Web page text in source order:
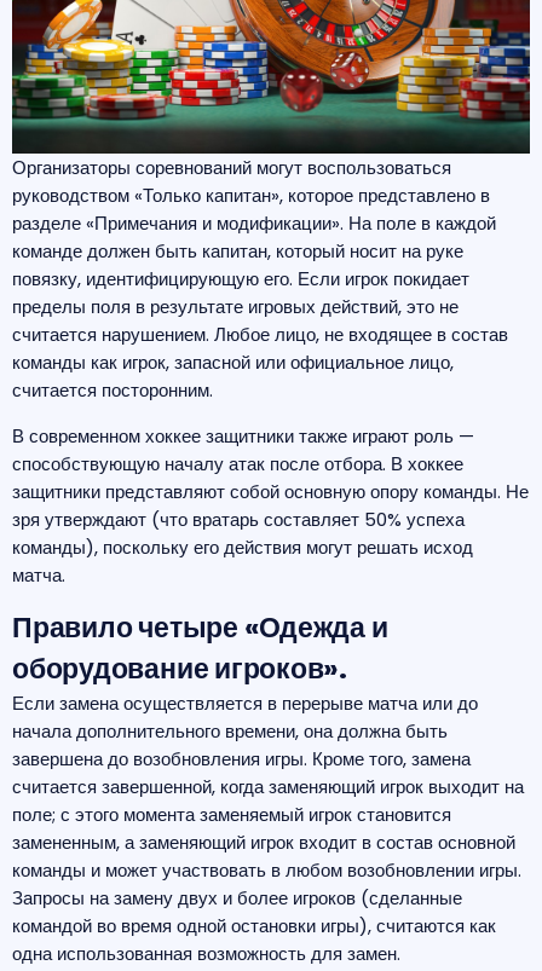
Организаторы соревнований могут воспользоваться
руководством «Только капитан», которое представлено в
разделе «Примечания и модификации». На поле в каждой
команде должен быть капитан, который носит на руке
повязку, идентифицирующую его. Если игрок покидает
пределы поля в результате игровых действий, это не
считается нарушением. Любое лицо, не входящее в состав
команды как игрок, запасной или официальное лицо,
считается посторонним.
В современном хоккее защитники также играют роль —
способствующую началу атак после отбора. В хоккее
защитники представляют собой основную опору команды. Не
зря утверждают (что вратарь составляет 50% успеха
команды), поскольку его действия могут решать исход
матча.
Правило четыре «Одежда и
оборудование игроков».
Если замена осуществляется в перерыве матча или до
начала дополнительного времени, она должна быть
завершена до возобновления игры. Кроме того, замена
считается завершенной, когда заменяющий игрок выходит на
поле; с этого момента заменяемый игрок становится
замененным, а заменяющий игрок входит в состав основной
команды и может участвовать в любом возобновлении игры.
Запросы на замену двух и более игроков (сделанные
командой во время одной остановки игры), считаются как
одна использованная возможность для замен.